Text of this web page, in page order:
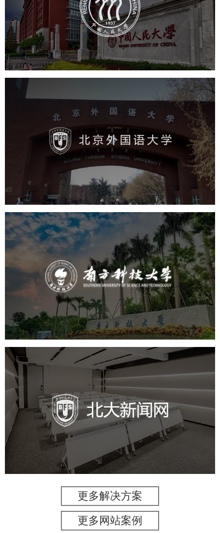
培训教育 高校 大学网站建设
高校网站建设
学校网站建设
教育网站建设
北京外国语大学
高校 学校网站建设
教育网站建设
大学网站建设
高校网站建设
南方科技大学
高校 大学网站建设
高校网站建设
学校网站建设
教育网站建设
北外新闻网
培训教育 品牌官网 高校
学校网站建设
教育网站建设
更多解决方案
更多网站案例